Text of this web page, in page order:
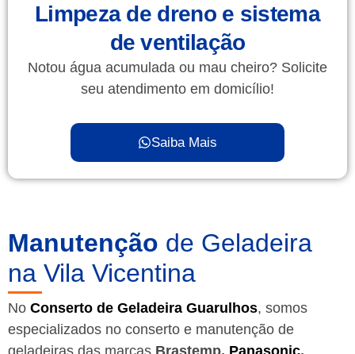
Limpeza de dreno e sistema
de ventilação
Notou água acumulada ou mau cheiro? Solicite
seu atendimento em domicílio!
Saiba Mais
Manutenção de Geladeira
na Vila Vicentina
No Conserto de Geladeira Guarulhos, somos
especializados no conserto e manutenção de
geladeiras das marcas Brastemp, Panasonic,